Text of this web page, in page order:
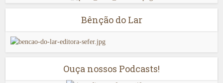
Bênção do Lar
Ouça nossos Podcasts!